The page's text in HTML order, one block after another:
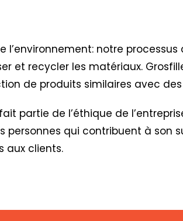
l’environnement: notre
et recycler les matériaux.
de produits similaires avec
partie de l’éthique de
personnes qui contribuent à
aux clients.